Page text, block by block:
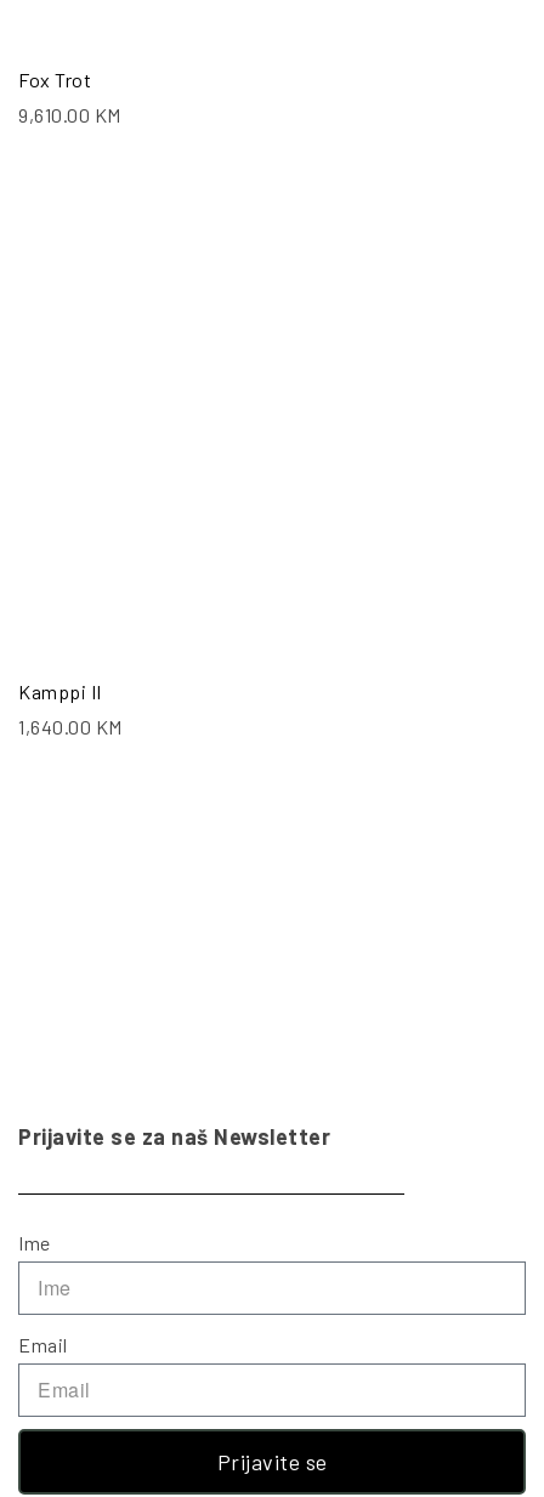
Fox Trot
9,610.00 KM
Kamppi II
1,640.00 KM
Prijavite se za naš Newsletter
Ime
Email
Prijavite se